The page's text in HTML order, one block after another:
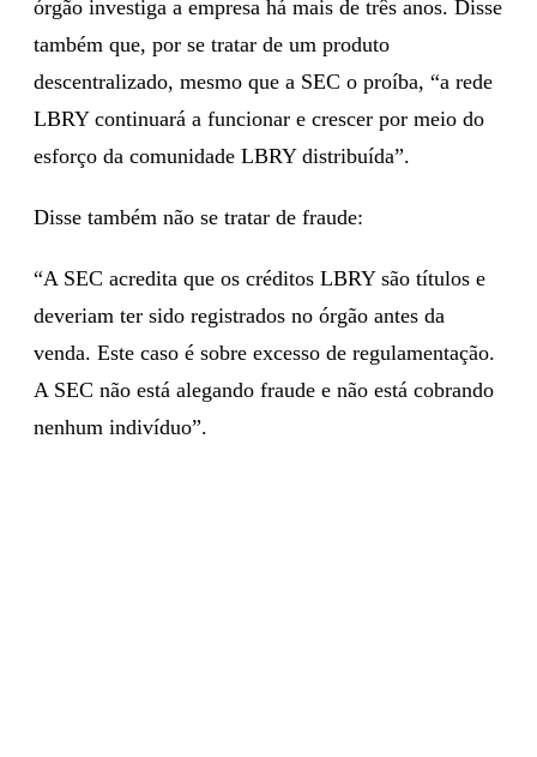
órgão investiga a empresa há mais de três anos. Disse
também que, por se tratar de um produto
descentralizado, mesmo que a SEC o proíba, “a rede
LBRY continuará a funcionar e crescer por meio do
esforço da comunidade LBRY distribuída”.
Disse também não se tratar de fraude:
“A SEC acredita que os créditos LBRY são títulos e
deveriam ter sido registrados no órgão antes da
venda. Este caso é sobre excesso de regulamentação.
A SEC não está alegando fraude e não está cobrando
nenhum indivíduo”.